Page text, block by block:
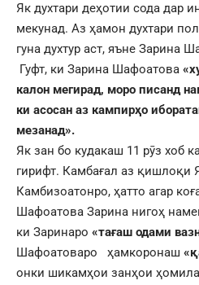
Як духтари деҳотии сода дар
мекунад. Аз ҳамон духтари
гуна духтур аст, яъне Зарина
Гуфт, ки Зарина Шафоатова
калон мегирад, моро писанд
ки асосан аз кампирҳо
мезанад».
Як зан бо кудакаш 11 рӯз хоб
гирифт. Камбағал аз қишлоқи
Камбизоатонро, ҳатто агар
Шафоатова Зарина нигоҳ
ки Заринаро «тағаш одами
Шафоатоваро ҳамкоронаш
онки шикамҳои занҳои